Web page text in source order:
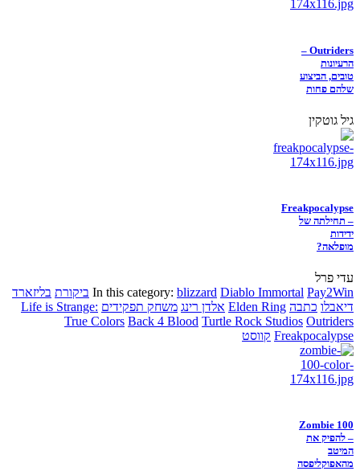
Outriders –
הרעיונות
טובים, הביצוע
שלהם פחות
גיל גוטקין
Freakpocalypse
– תחילתה של
ידידות
מופלאה?
עדי פרל
In this category: blizzard Diablo Immortal Pay2Win ביקורת בליזארד
דיאבלו כתבה Elden Ring אלדן רינג משחק תפקידים Life is Strange:
True Colors Back 4 Blood Turtle Rock Studios Outriders
Freakpocalypse קווסט
Zombie 100
– להפיק את
המיטב
מהאפוקליפסה